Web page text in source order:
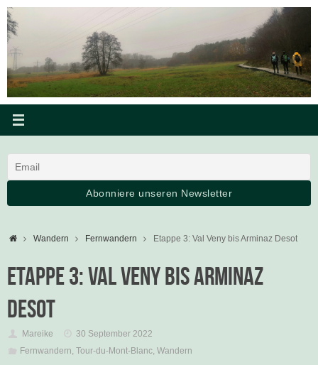
Zum
Inhalt
springen
Startseite
Wandern Fernwandern Etappe 3: Val Veny bis Arminaz Desot
Etappe 3: Val Veny bis Arminaz
Desot
Mareike
30 September 2022
Fernwandern, Tour-du-Mont-Blanc, Wandern